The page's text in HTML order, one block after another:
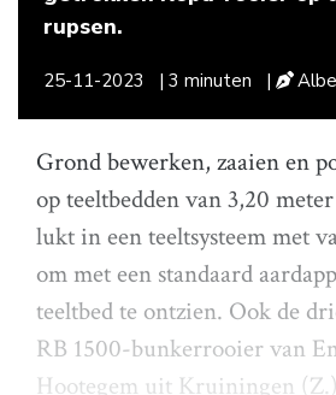
rupsen.
25-11-2023 | 3 minuten |
Grond bewerken, zaaien en
op teeltbedden van 3,20
lukt in een teeltsysteem met
om met een standaard
teeltbed te ontzien. Ook de
RB 1500-bunkerrooier van
Hootegem uit Kruiningen